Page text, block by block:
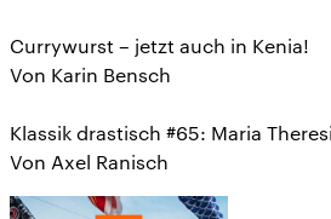
Currywurst – jetzt auch in Kenia!
Von Karin Bensch
Klassik drastisch #65: Maria
Von Axel Ranisch